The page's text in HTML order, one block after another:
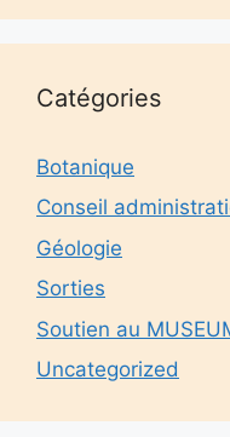
Catégories
Botanique
Conseil
Géologie
Sorties
Soutien au
Uncategorized